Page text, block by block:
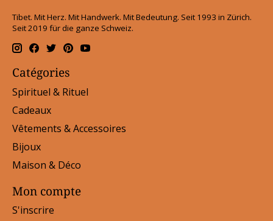
Tibet. Mit Herz. Mit Handwerk. Mit Bedeutung. Seit 1993 in Zürich.
Seit 2019 für die ganze Schweiz.
Catégories
Spirituel & Rituel
Cadeaux
Vêtements & Accessoires
Bijoux
Maison & Déco
Mon compte
S'inscrire